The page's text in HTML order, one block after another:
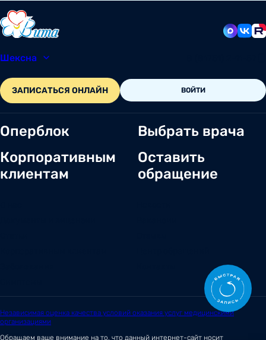
Шексна
ЗАПИСАТЬСЯ ОНЛАЙН ВОЙТИ
Оперблок
Корпоративным
клиентам
Выбрать врача
Оставить
обращение
Независимая оценка качества условий оказания услуг медицинскими
организациями
Обращаем ваше внимание на то, что данный интернет-сайт носит